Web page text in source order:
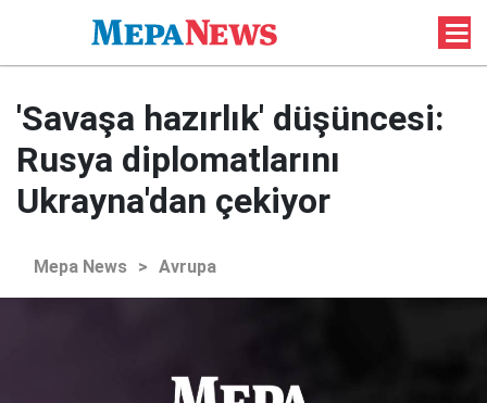
'Savaşa hazırlık' düşüncesi:
Rusya diplomatlarını
Ukrayna'dan çekiyor
Mepa News > Avrupa